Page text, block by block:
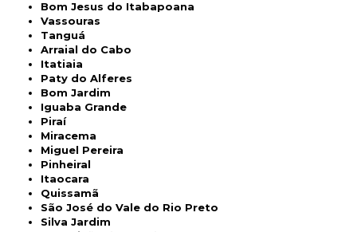
Bom Jesus do Itabapoana
Vassouras
Tanguá
Arraial do Cabo
Itatiaia
Paty do Alferes
Bom Jardim
Iguaba Grande
Piraí
Miracema
Miguel Pereira
Pinheiral
Itaocara
Quissamã
São José do Vale do Rio Preto
Silva Jardim